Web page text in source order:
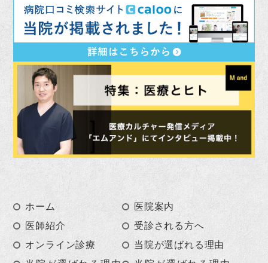
ホーム
医院案内
医師紹介
受診される方へ
オンライン診療
当院が選ばれる理由